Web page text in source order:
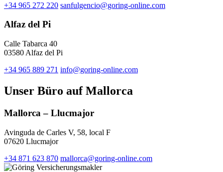
+34 965 272 220 sanfulgencio@goring-online.com
Alfaz del Pi
Calle Tabarca 40
03580 Alfaz del Pi
+34 965 889 271 info@goring-online.com
Unser Büro auf Mallorca
Mallorca – Llucmajor
Avinguda de Carles V, 58, local F
07620 Llucmajor
+34 871 623 870 mallorca@goring-online.com